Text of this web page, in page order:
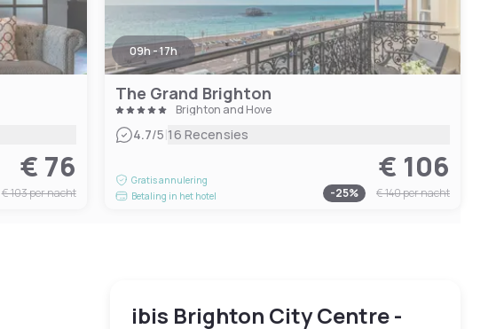
€ 76
€ 103per nacht
09h - 17h
The Grand Brighton
Brighton and Hove
4.7/5|16 Recensies
Gratis annulering
Betaling in het hotel
€ 106
-25% € 140per nacht
ibis Brighton City Centre -